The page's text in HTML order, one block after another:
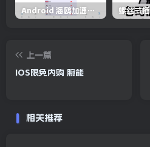
Android 海鸥加速器v6.6.3(解锁会员)
上一篇
IOS限免内购 腕能
相关推荐